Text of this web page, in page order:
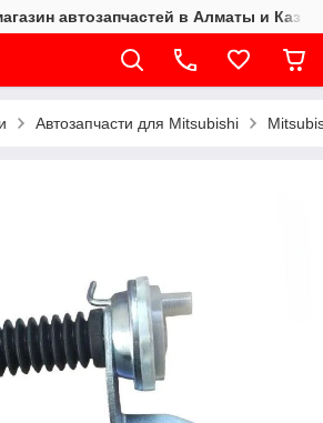
автозапчастей в Алматы и
Автозапчасти для Mitsubishi